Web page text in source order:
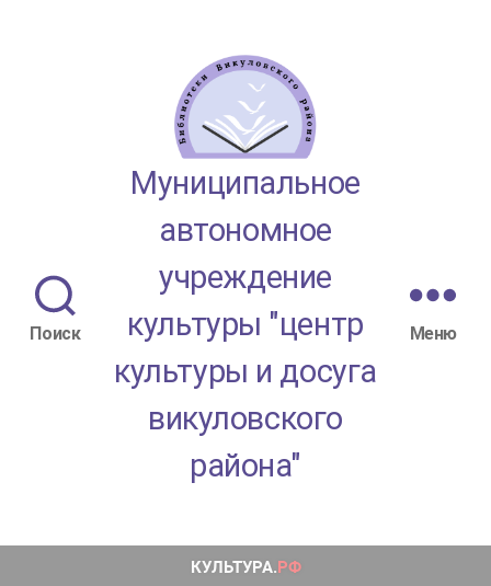
Поиск
МАУК
"ЦКД
района"
Муниципальное
автономное
учреждение
культуры "центр
культуры и досуга
викуловского
района"
Меню